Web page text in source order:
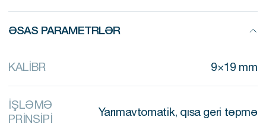
ƏSAS PARAMETRLƏR
KALİBR 9×19 mm
İŞLƏMƏ
PRİNSİPİ
Yarımavtomatik, qısa geri təpmə